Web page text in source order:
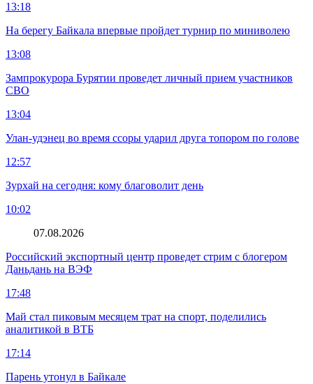
13:18
На берегу Байкала впервые пройдет турнир по миниволею
13:08
Зампрокурора Бурятии проведет личный прием участников
СВО
13:04
Улан-удэнец во время ссоры ударил друга топором по голове
12:57
Зурхай на сегодня: кому благоволит день
10:02
07.08.2026
Российский экспортный центр проведет стрим с блогером
Даньдань на ВЭФ
17:48
Май стал пиковым месяцем трат на спорт, поделились
аналитикой в ВТБ
17:14
Парень утонул в Байкале